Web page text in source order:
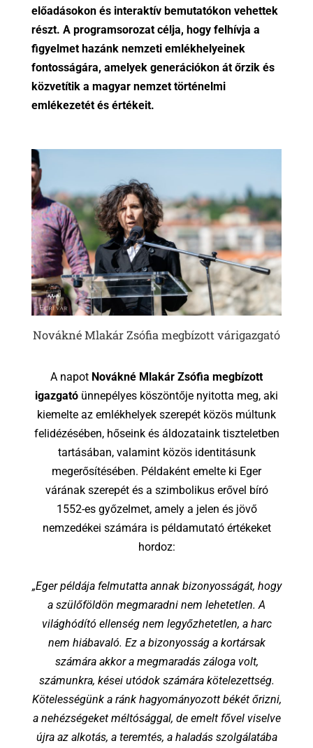
előadásokon és interaktív bemutatókon vehettek
részt. A programsorozat célja, hogy felhívja a
figyelmet hazánk nemzeti emlékhelyeinek
fontosságára, amelyek generációkon át őrzik és
közvetítik a magyar nemzet történelmi
emlékezetét és értékeit.
Novákné Mlakár Zsófia megbízott várigazgató
A napot Novákné Mlakár Zsófia megbízott
igazgató ünnepélyes köszöntője nyitotta meg, aki
kiemelte az emlékhelyek szerepét közös múltunk
felidézésében, hőseink és áldozataink tiszteletben
tartásában, valamint közös identitásunk
megerősítésében. Példaként emelte ki Eger
várának szerepét és a szimbolikus erővel bíró
1552-es győzelmet, amely a jelen és jövő
nemzedékei számára is példamutató értékeket
hordoz:
„Eger példája felmutatta annak bizonyosságát, hogy
a szülőföldön megmaradni nem lehetetlen. A
világhódító ellenség nem legyőzhetetlen, a harc
nem hiábavaló. Ez a bizonyosság a kortársak
számára akkor a megmaradás záloga volt,
számunkra, kései utódok számára kötelezettség.
Kötelességünk a ránk hagyományozott békét őrizni,
a nehézségeket méltósággal, de emelt fővel viselve
újra az alkotás, a teremtés, a haladás szolgálatába